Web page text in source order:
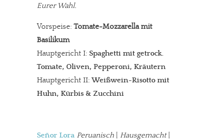
Eurer Wahl.
Vorspeise: Tomate-Mozzarella mit
Basilikum
Hauptgericht I: Spaghetti mit getrock.
Tomate, Oliven, Pepperoni, Kräutern
Hauptgericht II:Weißwein-Risotto mit
Huhn, Kürbis & Zucchini
Señor Lora Peruanisch Hausgemacht|